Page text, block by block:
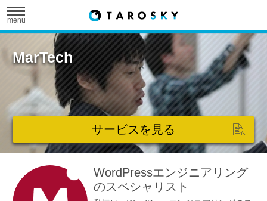
menu
MarTech
サービスを見る
WordPressエンジニアリング
のスペシャリスト